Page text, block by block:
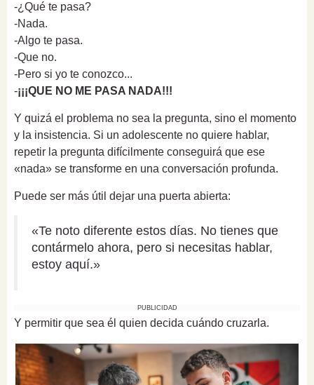
-¿Qué te pasa?
-Nada.
-Algo te pasa.
-Que no.
-Pero si yo te conozco...
-¡¡¡QUE NO ME PASA NADA!!!
Y quizá el problema no sea la pregunta, sino el momento
y la insistencia. Si un adolescente no quiere hablar,
repetir la pregunta difícilmente conseguirá que ese
«nada» se transforme en una conversación profunda.
Puede ser más útil dejar una puerta abierta:
«Te noto diferente estos días. No tienes que
contármelo ahora, pero si necesitas hablar,
estoy aquí.»
PUBLICIDAD
Y permitir que sea él quien decida cuándo cruzarla.